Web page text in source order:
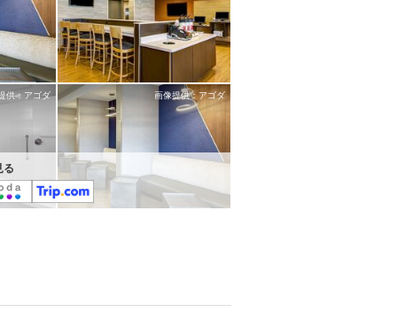
供：アゴダ 画像提供：アゴダ
る